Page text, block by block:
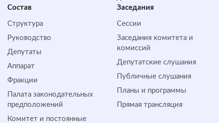
Состав
Структура
Руководство
Депутаты
Аппарат
Фракции
Палата законодательных
предположений
Комитет и постоянные
Заседания
Сессии
Заседания комитета и
комиссий
Депутатские слушания
Публичные слушания
Планы и программы
Прямая трансляция